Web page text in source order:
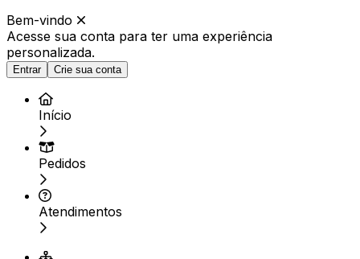
Bem-vindo
Acesse sua conta para ter uma experiência
personalizada.
Entrar Crie sua conta
Início
Pedidos
Atendimentos